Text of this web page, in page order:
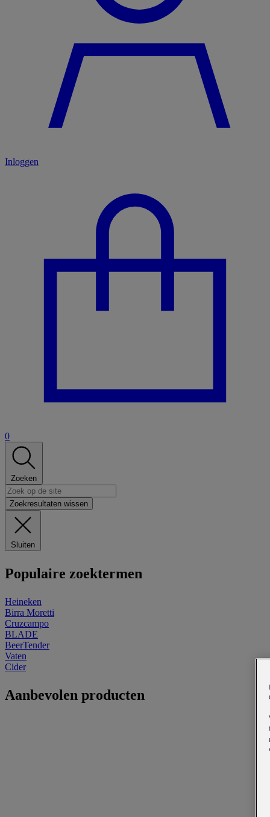
Inloggen
0
Zoeken
Zoekresultaten wissen
Sluiten
Populaire zoektermen
Heineken
Birra Moretti
Cruzcampo
BLADE
BeerTender
Vaten
Cider
Aanbevolen producten